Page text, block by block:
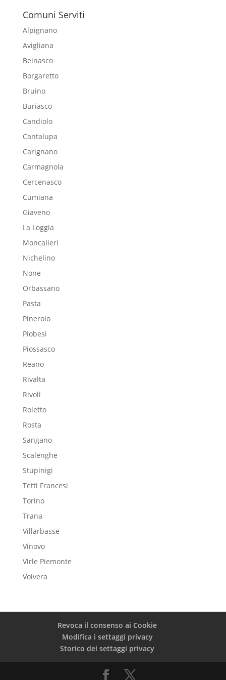
Comuni Serviti
Alpignano
Avigliana
Beinasco
Borgaretto
Bruino
Buriasco
Candiolo
Cantalupa
Carignano
Carmagnola
Cercenasco
Cumiana
Giaveno
La Loggia
Moncalieri
Nichelino
None
Orbassano
Pasta
Pinerolo
Piobesi
Piossasco
Reano
Rivalta
Rivoli
Roletto
Rosta
Sangano
Scalenghe
Stupinigi
Tetti Francesi
Torino
Trana
Villarbasse
Vinovo
Virle Piemonte
Volvera
Revoca il consenso ai Cookie
Modifica i settaggi privacy
Storico dei settaggi privacy